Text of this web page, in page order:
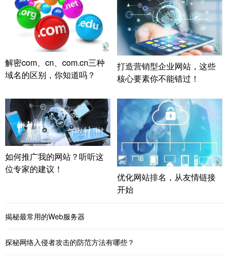
解密com、cn、com.cn三种
域名的区别，你知道吗？
打造营销型企业网站，这些
核心要素你不能错过！
如何推广我的网站？听听这
位专家的建议！
优化网站排名，从友情链接
开始
揭秘最常用的Web服务器
探秘网络入侵者攻击的防范方法有哪些？